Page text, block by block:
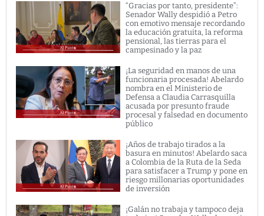
“Gracias por tanto, presidente”:
Senador Wally despidió a Petro
con emotivo mensaje recordando
la educación gratuita, la reforma
pensional, las tierras para el
campesinado y la paz
¡La seguridad en manos de una
funcionaria procesada! Abelardo
nombra en el Ministerio de
Defensa a Claudia Carrasquilla
acusada por presunto fraude
procesal y falsedad en documento
público
¡Años de trabajo tirados a la
basura en minutos! Abelardo saca
a Colombia de la Ruta de la Seda
para satisfacer a Trump y pone en
riesgo millonarias oportunidades
de inversión
¡Galán no trabaja y tampoco deja